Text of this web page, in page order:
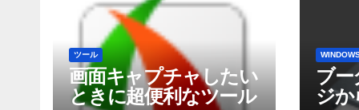
ツール
画面キャプチャしたい
ときに超便利なツール
ブ
ジ